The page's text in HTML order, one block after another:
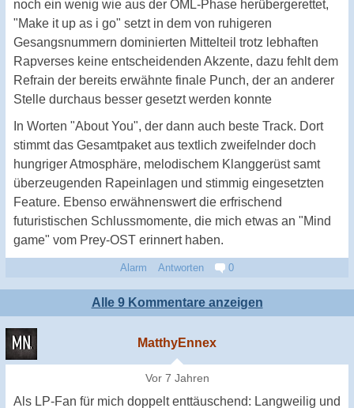
noch ein wenig wie aus der OML-Phase herübergerettet,
"Make it up as i go" setzt in dem von ruhigeren
Gesangsnummern dominierten Mittelteil trotz lebhaften
Rapverses keine entscheidenden Akzente, dazu fehlt dem
Refrain der bereits erwähnte finale Punch, der an anderer
Stelle durchaus besser gesetzt werden konnte
In Worten "About You", der dann auch beste Track. Dort
stimmt das Gesamtpaket aus textlich zweifelnder doch
hungriger Atmosphäre, melodischem Klanggerüst samt
überzeugenden Rapeinlagen und stimmig eingesetzten
Feature. Ebenso erwähnenswert die erfrischend
futuristischen Schlussmomente, die mich etwas an "Mind
game" vom Prey-OST erinnert haben.
Alarm Antworten 0
Alle 9 Kommentare anzeigen
MatthyEnnex
Vor 7 Jahren
Als LP-Fan für mich doppelt enttäuschend: Langweilig und